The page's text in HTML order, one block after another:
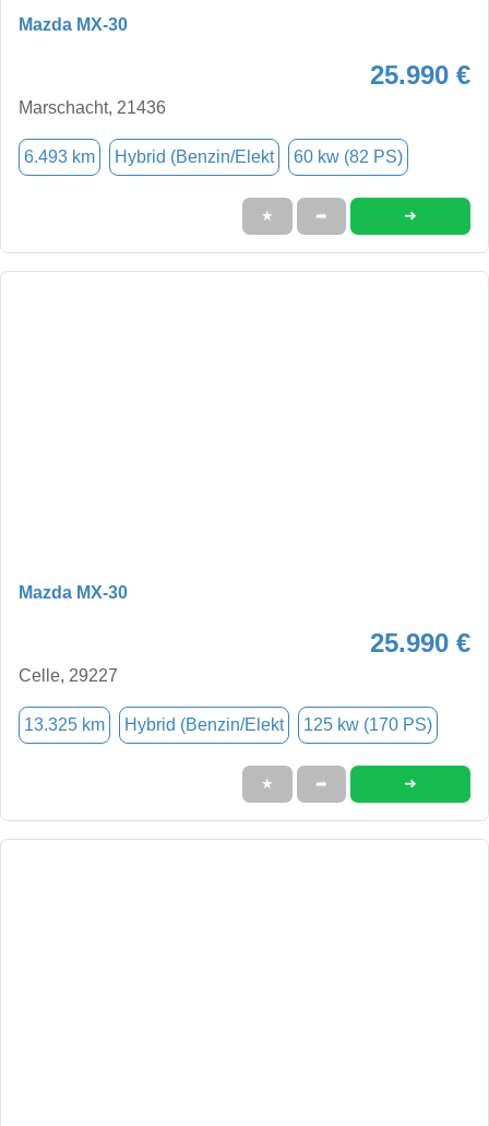
Mazda MX-30
25.990 €
Marschacht, 21436
6.493 km Hybrid (Benzin/Elekt 60 kw (82 PS)
★ ➦ ➜
Mazda MX-30
25.990 €
Celle, 29227
13.325 km Hybrid (Benzin/Elekt 125 kw (170 PS)
★ ➦ ➜